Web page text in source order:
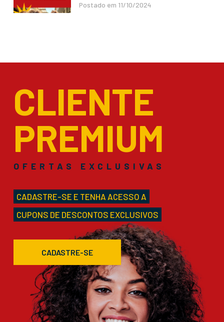
Postado em 11/10/2024
CLIENTE
PREMIUM
OFERTAS EXCLUSIVAS
CADASTRE-SE E TENHA ACESSO A
CUPONS DE DESCONTOS EXCLUSIVOS
CADASTRE-SE